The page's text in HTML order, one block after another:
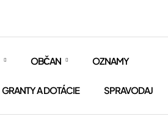
OBČAN OZNAMY
GRANTY A DOTÁCIE SPRAVODAJ